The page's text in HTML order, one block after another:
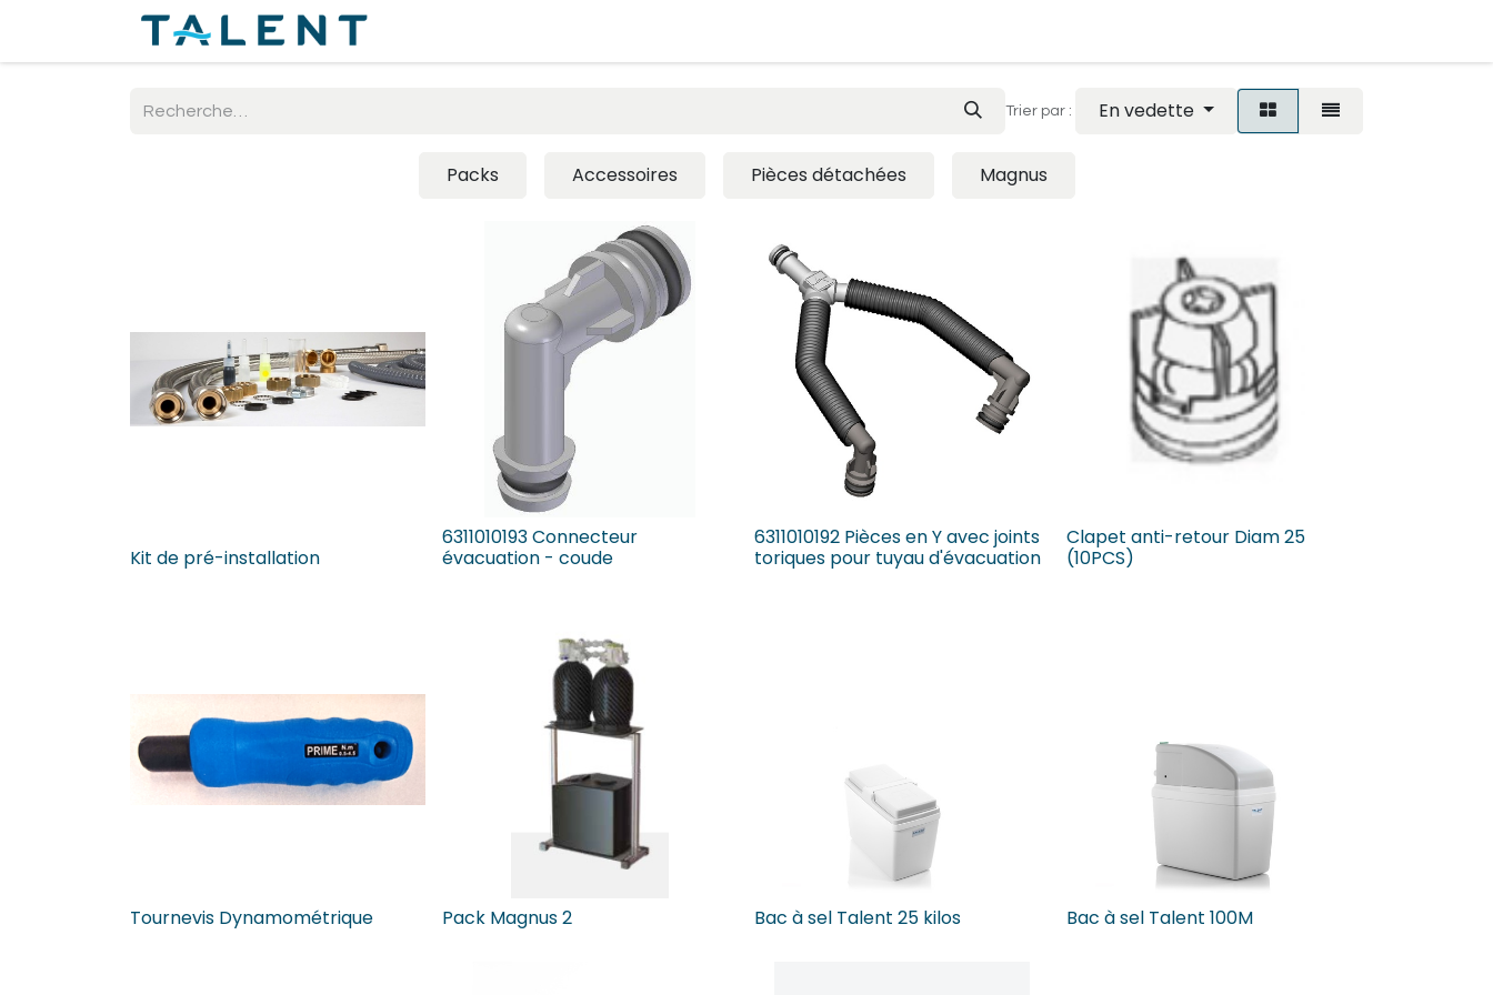
Trier par : En vedette
Packs Accessoires Pièces détachées Magnus
Kit de pré-installation
6311010193 Connecteur
évacuation - coude
6311010192 Pièces en Y avec joints
toriques pour tuyau d'évacuation
Clapet anti-retour Diam 25
(10PCS)
Tournevis Dynamométrique Pack Magnus 2 Bac à sel Talent 25 kilos Bac à sel Talent 100M